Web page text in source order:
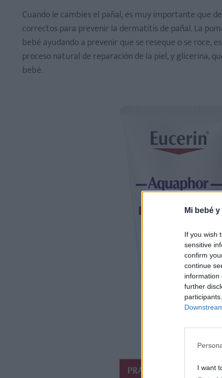
Mi bebé
If you wish
sensitive
confirm
continue
information
further
I want
Cuando le cambies el pañal, es muy importante que
correctos para prevenir la dermatitis de pañal. La
bebé ayudando a prevenir que se reseque o se roce,
proceso natural de reparación de la piel, y glicerina,
bebé.